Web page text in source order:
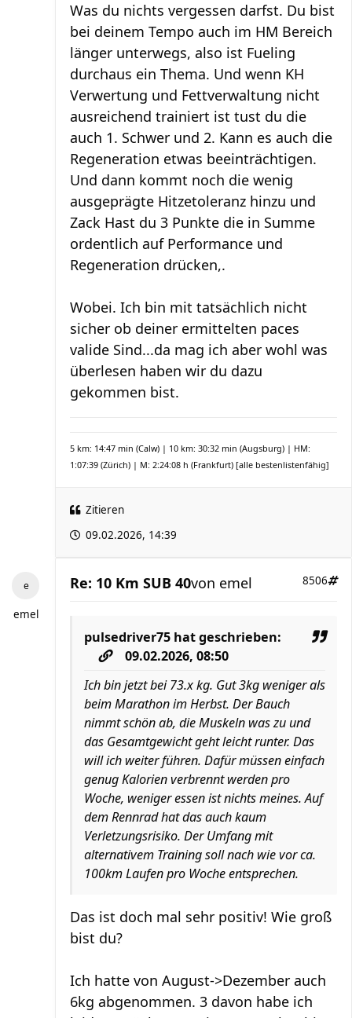
Was du nichts vergessen darfst. Du bist
bei deinem Tempo auch im HM Bereich
länger unterwegs, also ist Fueling
durchaus ein Thema. Und wenn KH
Verwertung und Fettverwaltung nicht
ausreichend trainiert ist tust du die
auch 1. Schwer und 2. Kann es auch die
Regeneration etwas beeinträchtigen.
Und dann kommt noch die wenig
ausgeprägte Hitzetoleranz hinzu und
Zack Hast du 3 Punkte die in Summe
ordentlich auf Performance und
Regeneration drücken,.
Wobei. Ich bin mit tatsächlich nicht
sicher ob deiner ermittelten paces
valide Sind...da mag ich aber wohl was
überlesen haben wir du dazu
gekommen bist.
5 km: 14:47 min (Calw) | 10 km: 30:32 min (Augsburg) | HM:
1:07:39 (Zürich) | M: 2:24:08 h (Frankfurt) [alle bestenlistenfähig]
Zitieren
09.02.2026, 14:39
emel
Re: 10 Km SUB 40 8506
von emel
pulsedriver75 hat geschrieben:
09.02.2026, 08:50
Ich bin jetzt bei 73.x kg. Gut 3kg weniger als
beim Marathon im Herbst. Der Bauch
nimmt schön ab, die Muskeln was zu und
das Gesamtgewicht geht leicht runter. Das
will ich weiter führen. Dafür müssen einfach
genug Kalorien verbrennt werden pro
Woche, weniger essen ist nichts meines. Auf
dem Rennrad hat das auch kaum
Verletzungsrisiko. Der Umfang mit
alternativem Training soll nach wie vor ca.
100km Laufen pro Woche entsprechen.
Das ist doch mal sehr positiv! Wie groß
bist du?
Ich hatte von August->Dezember auch
6kg abgenommen. 3 davon habe ich